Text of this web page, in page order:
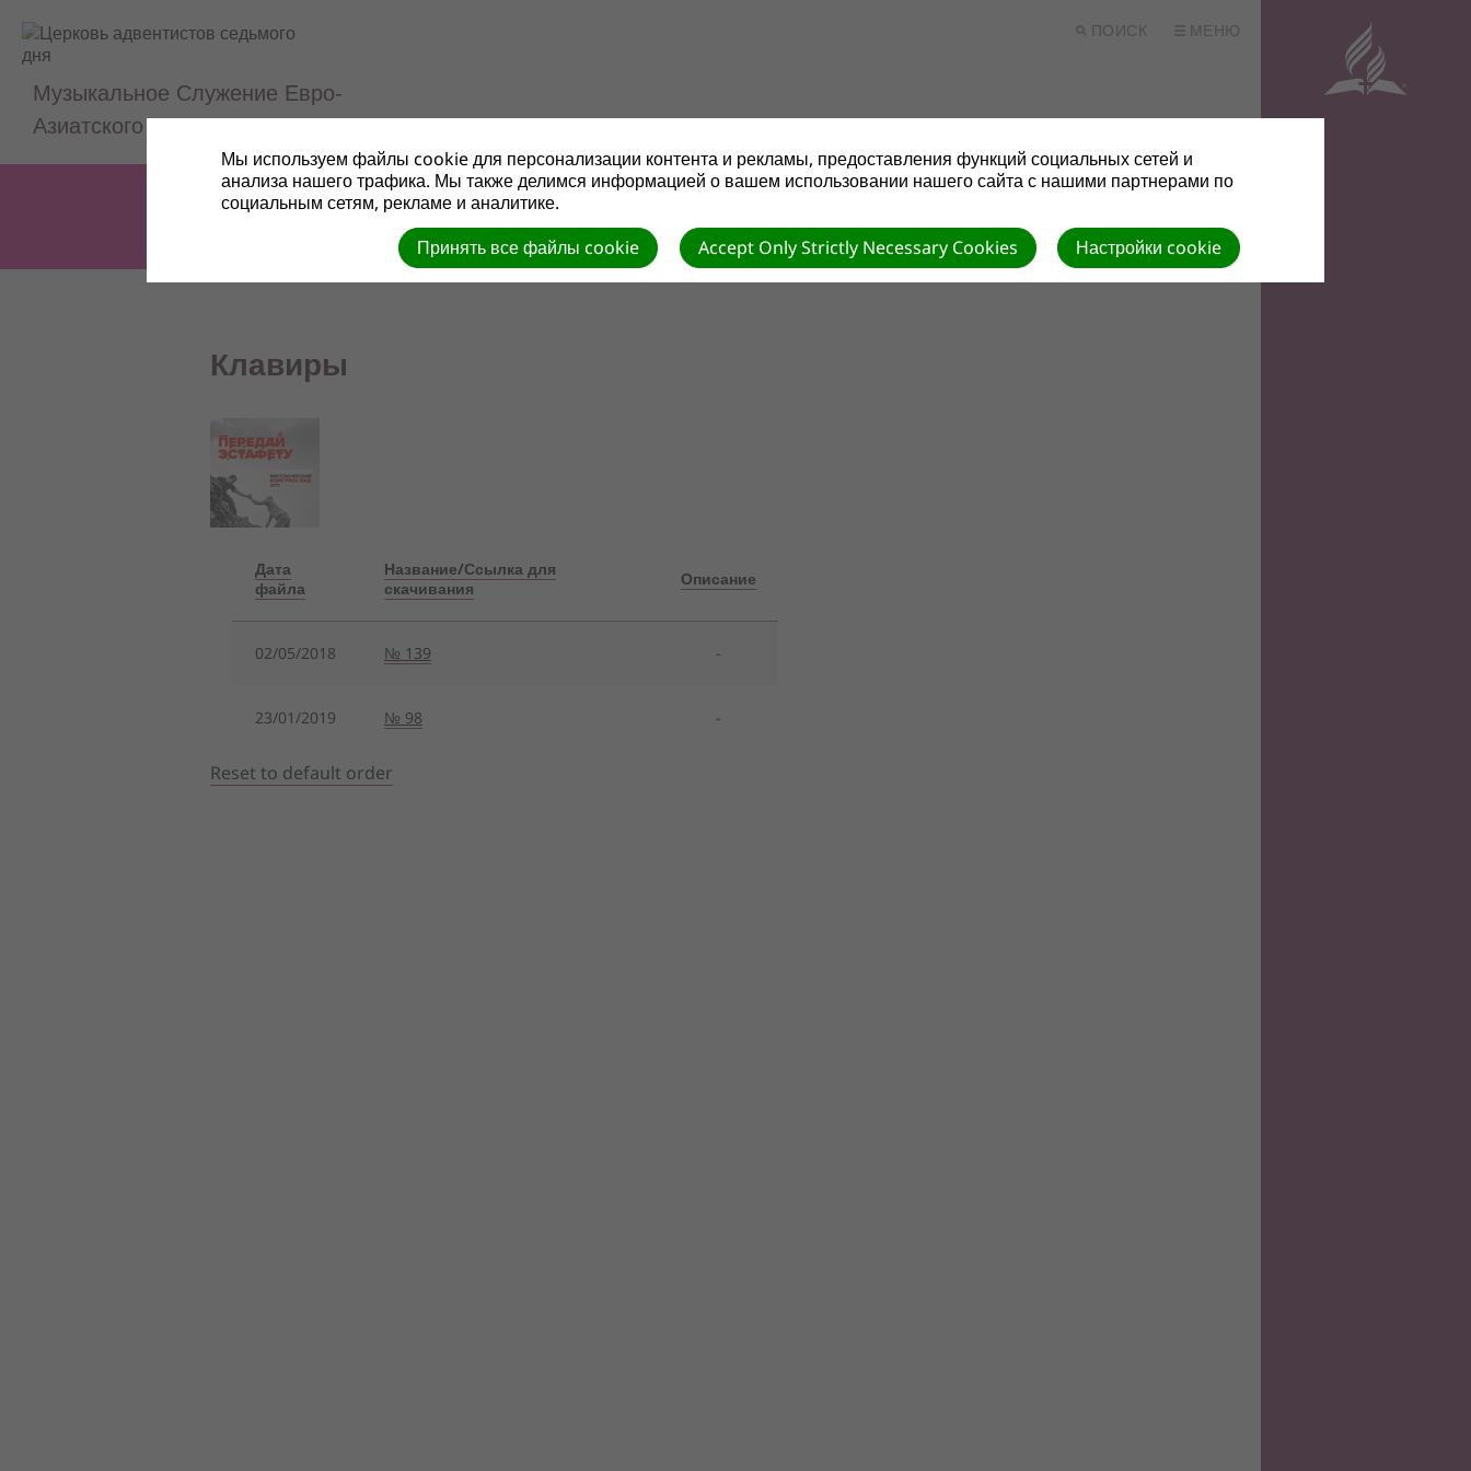
ПОИСК МЕНЮ
Музыкальное Служение Евро-
Азиатского Дивизиона
Клавиры
Дата
файла
Название/Ссылка для
скачивания
Описание
02/05/2018 № 139 -
23/01/2019 № 98 -
Reset to default order
Мы используем файлы cookie для персонализации контента и рекламы, предоставления функций социальных сетей и
анализа нашего трафика. Мы также делимся информацией о вашем использовании нашего сайта с нашими партнерами по
социальным сетям, рекламе и аналитике.
Настройки cookie
Accept Only Strictly Necessary Cookies
Принять все файлы cookie